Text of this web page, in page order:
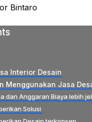
Interior Desain
Menggunakan Jasa
dan Anggaran Biaya lebih
Solusi